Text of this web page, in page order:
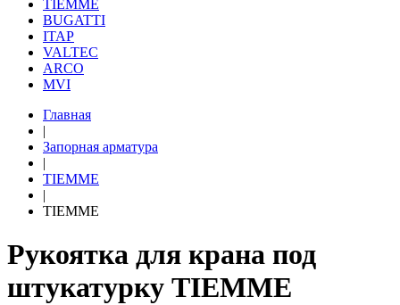
TIEMME
BUGATTI
ITAP
VALTEC
ARCO
MVI
Главная
|
Запорная арматура
|
TIEMME
|
TIEMME
Рукоятка для крана под
штукатурку TIEMME